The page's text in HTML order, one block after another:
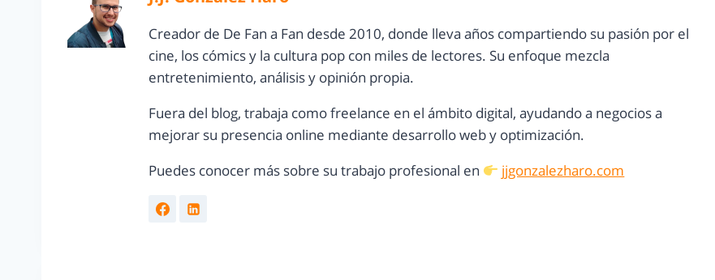
Creador de De Fan a Fan desde 2010, donde lleva años compartiendo su pasión por el
cine, los cómics y la cultura pop con miles de lectores. Su enfoque mezcla
entretenimiento, análisis y opinión propia.
Fuera del blog, trabaja como freelance en el ámbito digital, ayudando a negocios a
mejorar su presencia online mediante desarrollo web y optimización.
Puedes conocer más sobre su trabajo profesional en
jjgonzalezharo.com